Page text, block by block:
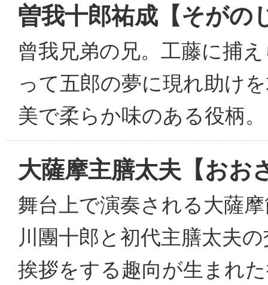
曽我十郎祐成【そがの
曾我兄弟の兄。工藤に捕
って五郎の夢に現れ助け
美で柔らか味のある役柄。
大薩摩主膳太夫【おお
舞台上で演奏される大薩
川團十郎と初代主膳太夫
挨拶をする趣向が生まれ